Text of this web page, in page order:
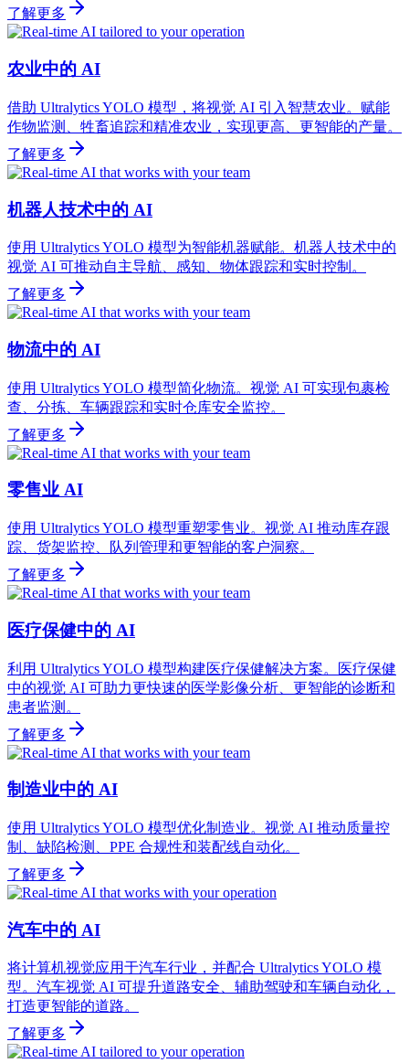
了解更多
农业中的 AI
借助 Ultralytics YOLO 模型，将视觉 AI 引入智慧农业。赋能
作物监测、牲畜追踪和精准农业，实现更高、更智能的产量。
了解更多
机器人技术中的 AI
使用 Ultralytics YOLO 模型为智能机器赋能。机器人技术中的
视觉 AI 可推动自主导航、感知、物体跟踪和实时控制。
了解更多
物流中的 AI
使用 Ultralytics YOLO 模型简化物流。视觉 AI 可实现包裹检
查、分拣、车辆跟踪和实时仓库安全监控。
了解更多
零售业 AI
使用 Ultralytics YOLO 模型重塑零售业。视觉 AI 推动库存跟
踪、货架监控、队列管理和更智能的客户洞察。
了解更多
医疗保健中的 AI
利用 Ultralytics YOLO 模型构建医疗保健解决方案。医疗保健
中的视觉 AI 可助力更快速的医学影像分析、更智能的诊断和
患者监测。
了解更多
制造业中的 AI
使用 Ultralytics YOLO 模型优化制造业。视觉 AI 推动质量控
制、缺陷检测、PPE 合规性和装配线自动化。
了解更多
汽车中的 AI
将计算机视觉应用于汽车行业，并配合 Ultralytics YOLO 模
型。汽车视觉 AI 可提升道路安全、辅助驾驶和车辆自动化，
打造更智能的道路。
了解更多